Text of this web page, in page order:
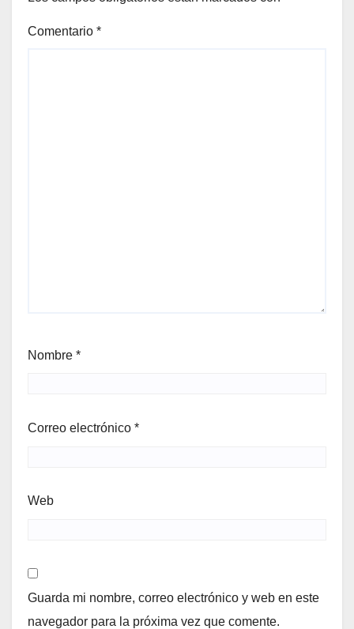
Comentario *
Nombre *
Correo electrónico *
Web
Guarda mi nombre, correo electrónico y web en este
navegador para la próxima vez que comente.